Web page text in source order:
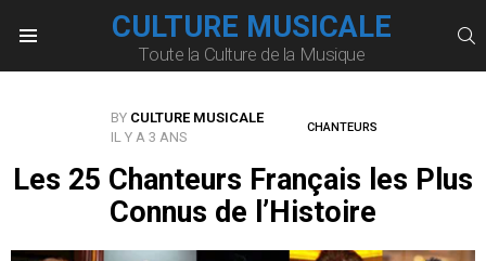
CULTURE MUSICALE
Toute la Culture de la Musique
BY CULTURE MUSICALE
IL Y A 3 ANS
CHANTEURS
Les 25 Chanteurs Français les Plus
Connus de l’Histoire